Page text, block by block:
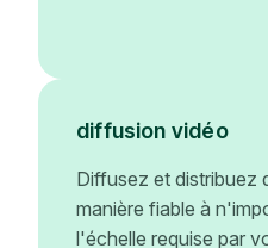
diffusion vidéo
Diffusez et distribuez
manière fiable à
l'échelle requise par